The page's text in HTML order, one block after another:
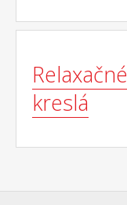
Relaxačné
kreslá